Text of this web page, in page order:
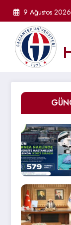
9 Ağustos 2026